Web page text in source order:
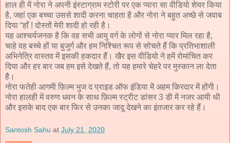
हाल ही में नोरा ने अपनी इंस्टाग्राम स्टोरी पर एक प्यारा सा वीडियो शेयर किया
है, जहां एक बच्चा उससे शादी करना चाहता है और नोरा ने बहुत अच्छे से जवाब
दिया “हाँ ! दोस्तों मेरी शादी हो रही है।
यह आश्चर्यजनक है कि वह सभी आयु वर्ग के लोगों से नोरा प्यार मिल रहा है,
चाहे वह बच्चे हों या बुजुर्ग और हम निश्चित रूप से सोचते हैं कि प्रतिभाशाली
अभिनेत्रि वास्तव में इसकी हकदार हैं। खैर इस वीडियो ने हमें रोमांचित कर
दिया और हर बार जब हम इसे देखते हैं, तो यह हमारे चेहरे पर मुस्कान ला देता
है।
नोरा फतेही आगमी फ़िल्म भुज द प्राइड ऑफ इंडिया में अहम किरदार में होंगी।
नोरा हालही में वरुण धवन के साथ फ़िल्म स्ट्रीट डांसर 3 डी में नजर आयी थी
और इसके बाद एक बार फिर से उनका जादू देखने का इंतजार कर रहे हैं।
Santosh Sahu at July 21, 2020